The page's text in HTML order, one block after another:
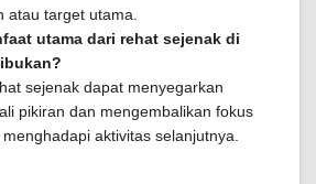
atau target utama.
utama dari rehat sejenak di
sejenak dapat menyegarkan
pikiran dan mengembalikan fokus
aktivitas selanjutnya.